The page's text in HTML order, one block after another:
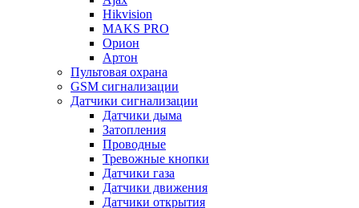
Hikvision
MAKS PRO
Орион
Артон
Пультовая охрана
GSM сигнализации
Датчики сигнализации
Датчики дыма
Затопления
Проводные
Тревожные кнопки
Датчики газа
Датчики движения
Датчики открытия